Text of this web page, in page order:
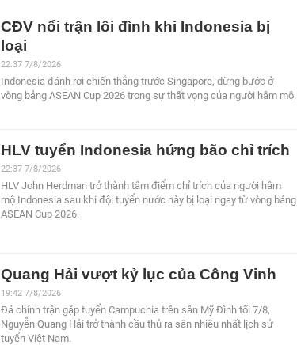
CĐV nổi trận lôi đình khi Indonesia bị
loại
22:37 7/8/2026
Indonesia đánh rơi chiến thắng trước Singapore, dừng bước ở
vòng bảng ASEAN Cup 2026 trong sự thất vọng của người hâm mộ.
HLV tuyển Indonesia hứng bão chỉ trích
22:37 7/8/2026
HLV John Herdman trở thành tâm điểm chỉ trích của người hâm
mộ Indonesia sau khi đội tuyển nước này bị loại ngay từ vòng bảng
ASEAN Cup 2026.
Quang Hải vượt kỷ lục của Công Vinh
19:42 7/8/2026
Đá chính trận gặp tuyển Campuchia trên sân Mỹ Đình tối 7/8,
Nguyễn Quang Hải trở thành cầu thủ ra sân nhiều nhất lịch sử
tuyển Việt Nam.